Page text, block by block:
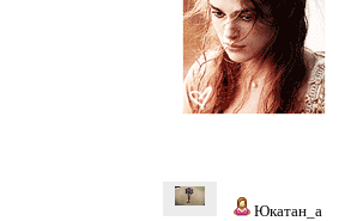
Юкатан_а